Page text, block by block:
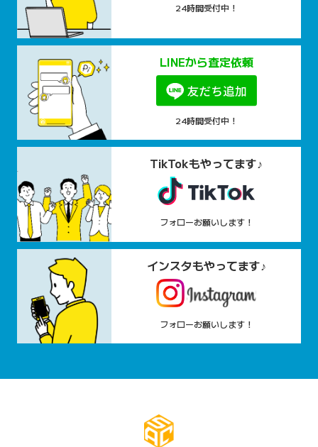
24時間受付中！
LINEから査定依頼
24時間受付中！
TikTokもやってます♪
フォローお願いします！
インスタもやってます♪
フォローお願いします！